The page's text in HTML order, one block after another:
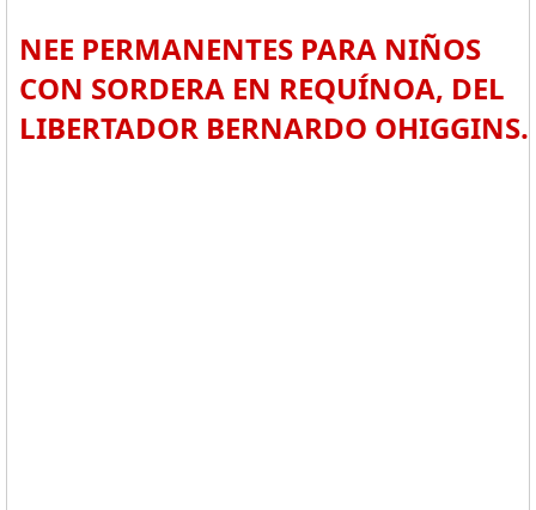
NEE PERMANENTES PARA NIÑOS
CON SORDERA EN REQUÍNOA, DEL
LIBERTADOR BERNARDO OHIGGINS.